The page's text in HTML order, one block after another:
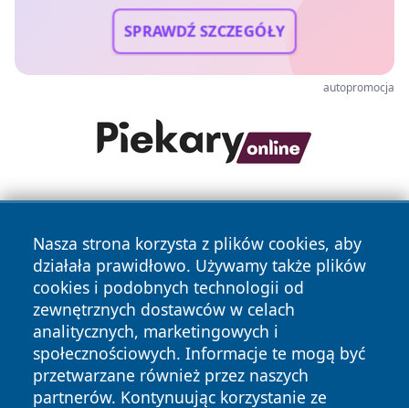
SPRAWDŹ SZCZEGÓŁY
autopromocja
Nasza strona korzysta z plików cookies, aby
działała prawidłowo. Używamy także plików
cookies i podobnych technologii od
zewnętrznych dostawców w celach
analitycznych, marketingowych i
społecznościowych. Informacje te mogą być
przetwarzane również przez naszych
partnerów. Kontynuując korzystanie ze
Copyright © 2026 wrotachorzowa.pl Wszystkie prawa
zastrzeżone.
Polityka Polityka